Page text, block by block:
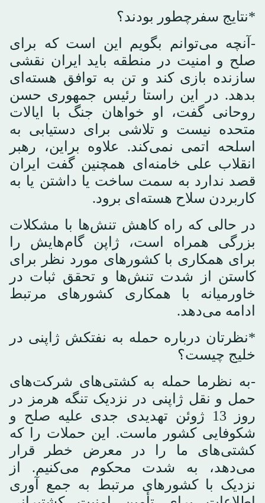
*نتایج سفرچطور بودند؟
-آنچه می‌توانم بگویم این است که برای
صلح و امنیت در منطقه باید ایران نقشی
سازنده بازی کند و تن به توافق هسته‌ای
بدهد. در این راستا رئیس جمهوری حسن
روحانی گفت، او خواهان جنگ با ایالات
متحده نیست و تلاشی برای دستیابی به
اسلحه اتمی نمی‌کند. علاوه براین، رهبر
انقلاب علی خامنه‌ای همچنین گفت ایران
قصد ندارد به سمت ساخت یا داشتن یا به
کاربردن سلاح هسته‌ای برود.
در حالی که راه کاهش تنش‌ها با مشکلات
بزرگی همراه است، ژاپن گام‌هایش را
برای همکاری با کشورهای مورد نظر برای
کاستن از شدت تنش‌ها و تحقق ثبات در
خاورمیانه با همکاری کشورهای مرتبط
ادامه می‌دهد.
*نظرتان درباره حمله به نفتکش ژاپنی در
خلیج چیست؟
-به نظرما حمله به کشتی‌های شرکت‌های
حمل و نقل ژاپنی در نزدیک تنگه هرمز در
روز 13 ژوئن تهدیدی جدی علیه صلح و
شکوفایی کشور ماست. این حملات را که
کشتی‌های ما را در معرض خطر قرار
می‌دهد، به شدت محکوم می‌کنیم. از
نزدیک با کشورهای مرتبط به جمع آوری